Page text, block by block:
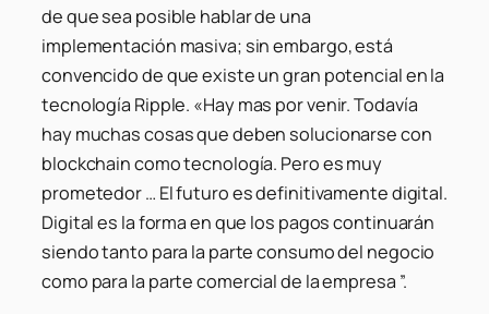
de que sea posible hablar de una
implementación masiva; sin embargo, está
convencido de que existe un gran potencial en la
tecnología Ripple. «Hay mas por venir. Todavía
hay muchas cosas que deben solucionarse con
blockchain como tecnología. Pero es muy
prometedor … El futuro es definitivamente digital.
Digital es la forma en que los pagos continuarán
siendo tanto para la parte consumo del negocio
como para la parte comercial de la empresa ”.